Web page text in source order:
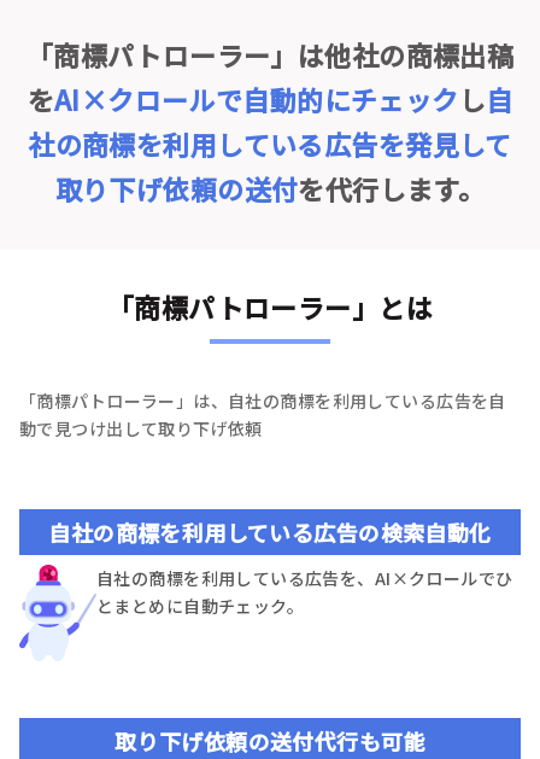
「商標パトローラー」は他社の商標出稿
をAI×クロールで自動的にチェック し自
社の商標を利用している広告を発見して
取り下げ依頼の送付を代行します。
「商標パトローラー」とは
「商標パトローラー」は、自社の商標を利用している広告を自
動で見つけ出して取り下げ依頼
自社の商標を利用している広告の検索自動化
自社の商標を利用している広告を、AI×クロールでひ
とまとめに自動チェック。
取り下げ依頼の送付代行も可能